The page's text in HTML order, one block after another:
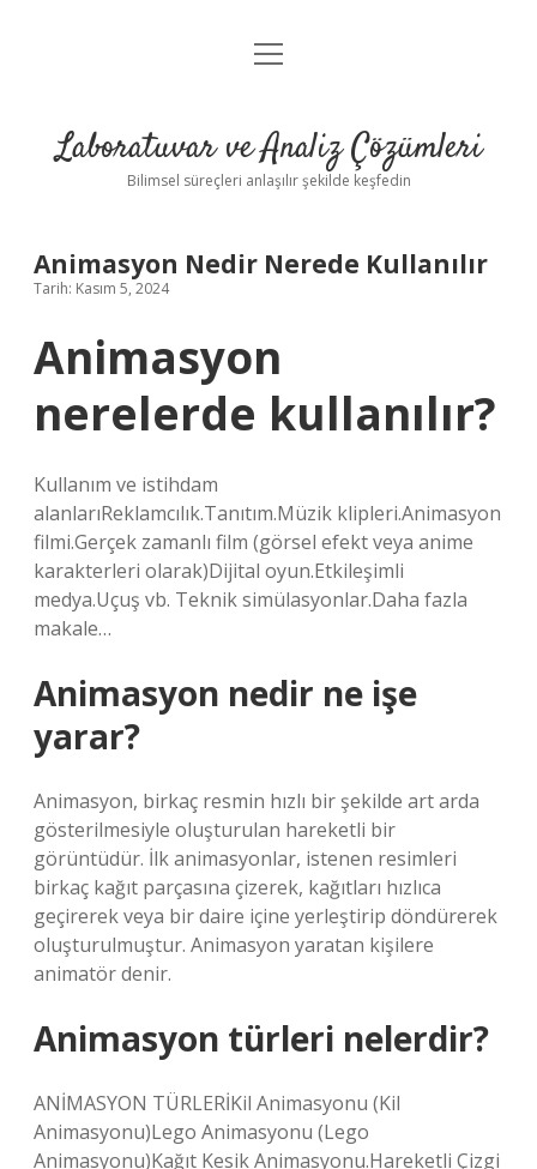
Anasayfa
Yasal Uyarı
menüyü
Laboratuvar ve Analiz Çözümleri
Bilimsel süreçleri anlaşılır şekilde keşfedin
Animasyon Nedir Nerede Kullanılır
Tarih: Kasım 5, 2024
Animasyon
nerelerde kullanılır?
Kullanım ve istihdam
alanlarıReklamcılık.Tanıtım.Müzik klipleri.Animasyon
filmi.Gerçek zamanlı film (görsel efekt veya anime
karakterleri olarak)Dijital oyun.Etkileşimli
medya.Uçuş vb. Teknik simülasyonlar.Daha fazla
makale…
Animasyon nedir ne işe
yarar?
Animasyon, birkaç resmin hızlı bir şekilde art arda
gösterilmesiyle oluşturulan hareketli bir
görüntüdür. İlk animasyonlar, istenen resimleri
birkaç kağıt parçasına çizerek, kağıtları hızlıca
geçirerek veya bir daire içine yerleştirip döndürerek
oluşturulmuştur. Animasyon yaratan kişilere
animatör denir.
Animasyon türleri nelerdir?
ANİMASYON TÜRLERİKil Animasyonu (Kil
Animasyonu)Lego Animasyonu (Lego
Animasyonu)Kağıt Kesik Animasyonu.Hareketli Çizgi